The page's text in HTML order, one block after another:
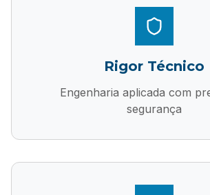
Rigor Técnico
Engenharia aplicada com
segurança